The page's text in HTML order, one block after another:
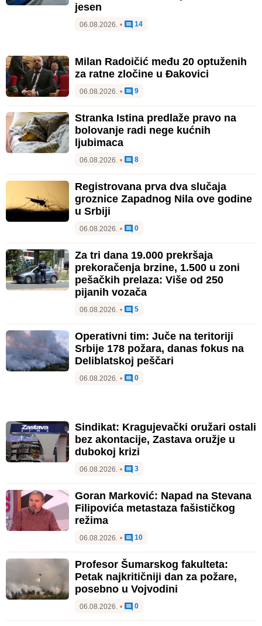
jesen
06.08.2026. • 14
Milan Radoičić među 20 optuženih
za ratne zločine u Đakovici
06.08.2026. • 9
Stranka Istina predlaže pravo na
bolovanje radi nege kućnih
ljubimaca
06.08.2026. • 8
Registrovana prva dva slučaja
groznice Zapadnog Nila ove godine
u Srbiji
06.08.2026. • 0
Za tri dana 19.000 prekršaja
prekoračenja brzine, 1.500 u zoni
pešačkih prelaza: Više od 250
pijanih vozača
06.08.2026. • 5
Operativni tim: Juče na teritoriji
Srbije 178 požara, danas fokus na
Deliblatskoj peščari
06.08.2026. • 0
Sindikat: Kragujevački oružari ostali
bez akontacije, Zastava oružje u
dubokoj krizi
06.08.2026. • 3
Goran Marković: Napad na Stevana
Filipovića metastaza fašističkog
režima
06.08.2026. • 10
Profesor Šumarskog fakulteta:
Petak najkritičniji dan za požare,
posebno u Vojvodini
06.08.2026. • 0